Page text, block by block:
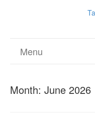
Menu
Month: June 2026